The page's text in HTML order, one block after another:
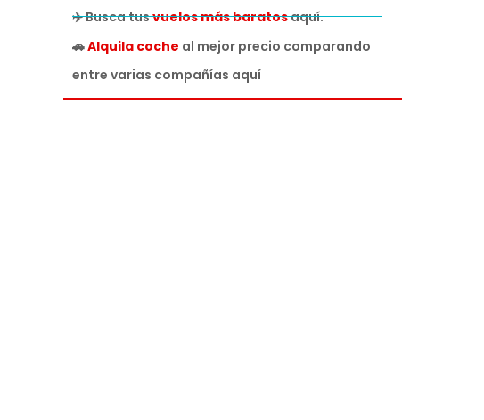
✈️ Busca tusvuelos más baratosaquí.
🚗Alquila coche al mejor precio comparando
entre varias compañías aquí